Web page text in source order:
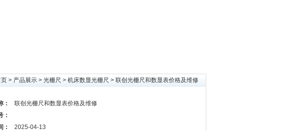
> 产品展示 > 光栅尺 > 机床数显光栅尺 > 联创光栅尺和数显表价格及维修
：
联创光栅尺和数显表价格及维修
：
：
2025-04-13